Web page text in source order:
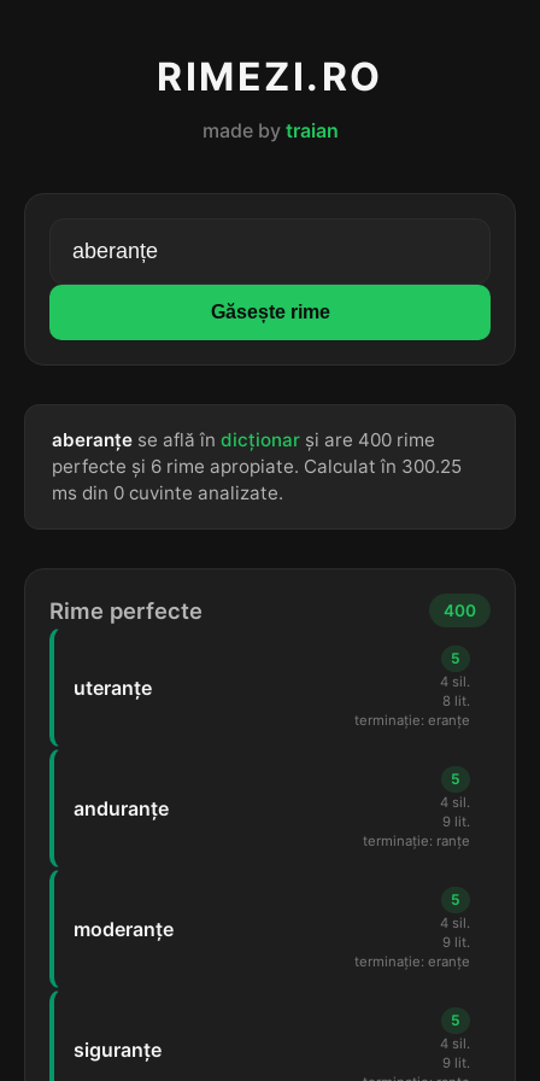
RIMEZI.RO
made by traian
Găsește rime
aberanțe se află în dicționar și are 400 rime
perfecte și 6 rime apropiate. Calculat în 300.25
ms din 0 cuvinte analizate.
Rime perfecte 400
uteranțe
5
4 sil.
8 lit.
terminație: eranțe
anduranțe
5
4 sil.
9 lit.
terminație: ranțe
moderanțe
5
4 sil.
9 lit.
terminație: eranțe
siguranțe
5
4 sil.
9 lit.